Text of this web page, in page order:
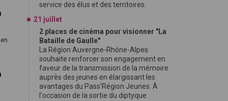
service des élus et des territoires.
21 juillet
2 places de cinéma pour visionner "La
Bataille de Gaulle"
La Région Auvergne-Rhône-Alpes
souhaite renforcer son engagement en
faveur de la transmission de la mémoire
auprès des jeunes en élargissant les
avantages du Pass'Région Jeunes. À
l'occasion de la sortie du diptyque